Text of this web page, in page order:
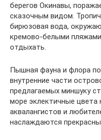
берегов Окинавы,
сказочным видом.
бирюзовая вода,
кремово-белыми
отдыхать.
Пышная фауна и флора
внутренние части
предлагаемых миншуку
море эклектичные
аквалангистов и
наслаждаются